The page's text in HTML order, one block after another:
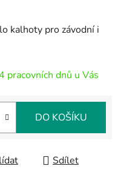
kalhoty pro závodní i
pracovních dnů u Vás
DO KOŠÍKU
Sdílet